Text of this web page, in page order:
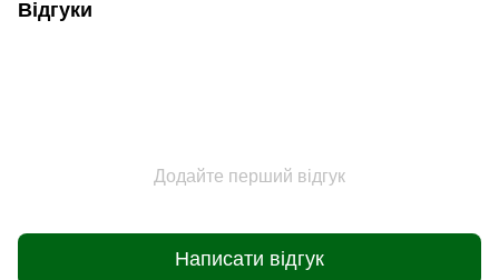
Відгуки
Додайте перший відгук
Написати відгук